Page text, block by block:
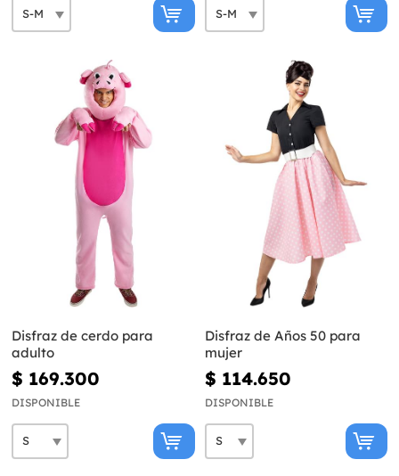
Disfraz de cerdo para
adulto
$ 169.300
DISPONIBLE
Disfraz de Años 50 para
mujer
$ 114.650
DISPONIBLE